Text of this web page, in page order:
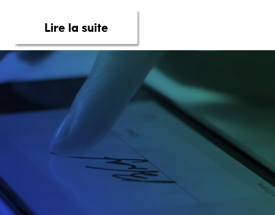
Lire la suiteabout taq Automotive